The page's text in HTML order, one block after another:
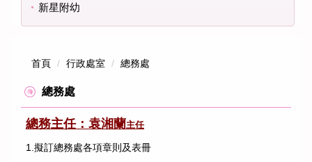
新星附幼
首頁 行政處室 總務處
總務處
總務主任：袁湘蘭主任
1.擬訂總務處各項章則及表冊